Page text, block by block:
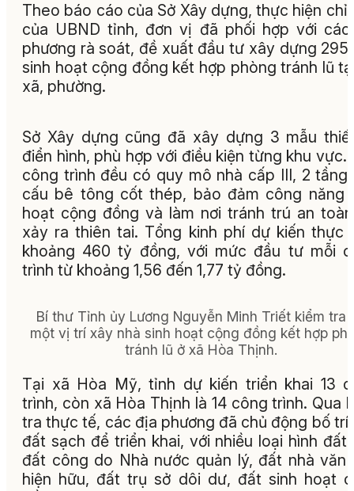
Theo báo cáo của Sở Xây dựng, thực hiện chỉ
của UBND tỉnh, đơn vị đã phối hợp với
phương rà soát, đề xuất đầu tư xây dựng 295
sinh hoạt cộng đồng kết hợp phòng tránh lũ
xã, phường.
Sở Xây dựng cũng đã xây dựng 3 mẫu
điển hình, phù hợp với điều kiện từng khu vực.
công trình đều có quy mô nhà cấp III, 2
cấu bê tông cốt thép, bảo đảm công năng
hoạt cộng đồng và làm nơi tránh trú an
xảy ra thiên tai. Tổng kinh phí dự kiến thực
khoảng 460 tỷ đồng, với mức đầu tư mỗi
trình từ khoảng 1,56 đến 1,77 tỷ đồng.
Bí thư Tỉnh ủy Lương Nguyễn Minh Triết kiểm tra
một vị trí xây nhà sinh hoạt cộng đồng kết hợp
tránh lũ ở xã Hòa Thịnh.
Tại xã Hòa Mỹ, tỉnh dự kiến triển khai 13
trình, còn xã Hòa Thịnh là 14 công trình. Qua
tra thực tế, các địa phương đã chủ động bố trí
đất sạch để triển khai, với nhiều loại hình đất
đất công do Nhà nước quản lý, đất nhà văn
hiện hữu, đất trụ sở dôi dư, đất sinh hoạt